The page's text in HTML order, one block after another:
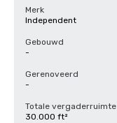
Merk
Independent
Gebouwd
-
Gerenoveerd
-
Totale vergaderruimte
30.000 ft²